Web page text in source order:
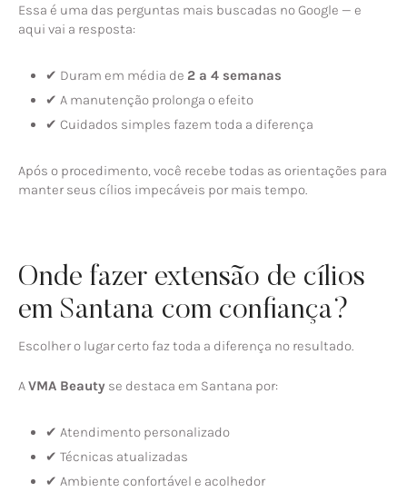
Essa é uma das perguntas mais buscadas no Google — e
aqui vai a resposta:
✔ Duram em média de 2 a 4 semanas
✔ A manutenção prolonga o efeito
✔ Cuidados simples fazem toda a diferença
Após o procedimento, você recebe todas as orientações para
manter seus cílios impecáveis por mais tempo.
Onde fazer extensão de cílios
em Santana com confiança?
Escolher o lugar certo faz toda a diferença no resultado.
AVMA Beauty se destaca em Santana por:
✔ Atendimento personalizado
✔ Técnicas atualizadas
✔ Ambiente confortável e acolhedor